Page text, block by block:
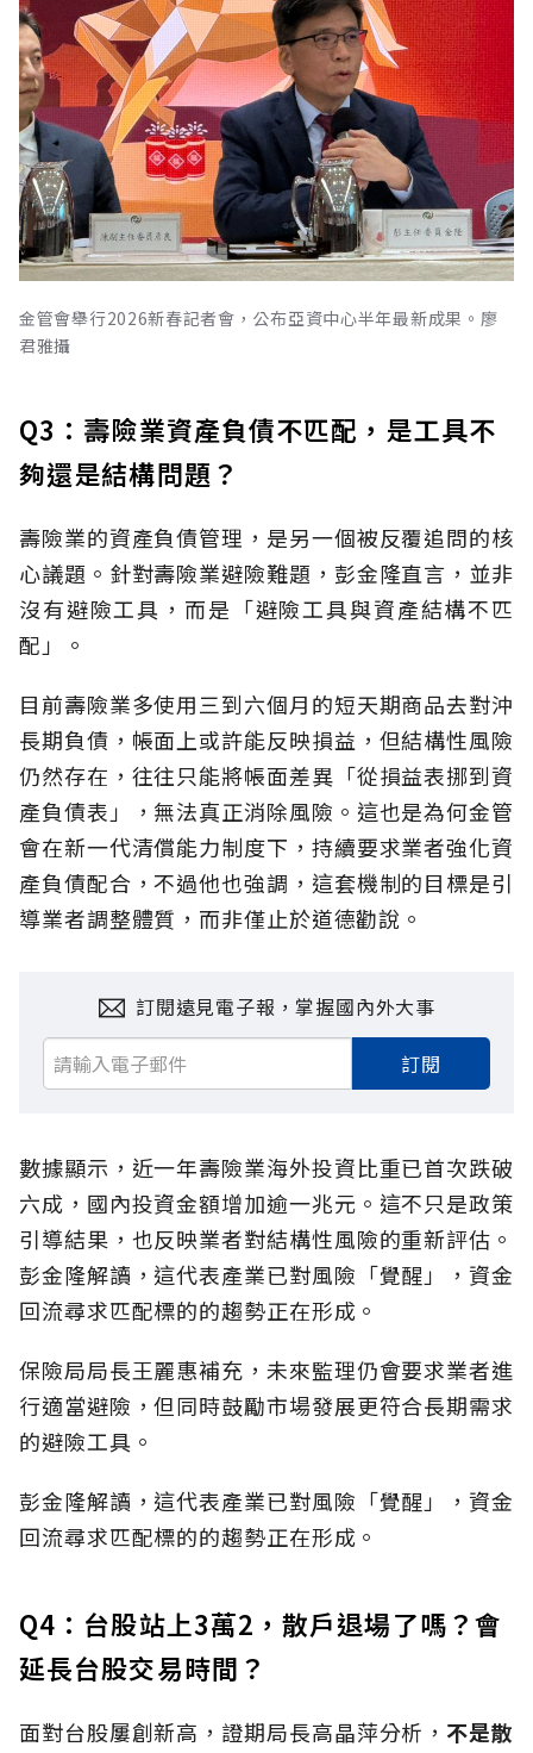
金管會舉行2026新春記者會，公布亞資中心半年最新成果。廖
君雅攝
Q3：壽險業資產負債不匹配，是工具不
夠還是結構問題？
壽險業的資產負債管理，是另一個被反覆追問的核
心議題。針對壽險業避險難題，彭金隆直言，並非
沒有避險工具，而是「避險工具與資產結構不匹
配」。
目前壽險業多使用三到六個月的短天期商品去對沖
長期負債，帳面上或許能反映損益，但結構性風險
仍然存在，往往只能將帳面差異「從損益表挪到資
產負債表」，無法真正消除風險。這也是為何金管
會在新一代清償能力制度下，持續要求業者強化資
產負債配合，不過他也強調，這套機制的目標是引
導業者調整體質，而非僅止於道德勸說。
訂閱遠見電子報，掌握國內外大事
訂閱
數據顯示，近一年壽險業海外投資比重已首次跌破
六成，國內投資金額增加逾一兆元。這不只是政策
引導結果，也反映業者對結構性風險的重新評估。
彭金隆解讀，這代表產業已對風險「覺醒」，資金
回流尋求匹配標的的趨勢正在形成。
保險局局長王麗惠補充，未來監理仍會要求業者進
行適當避險，但同時鼓勵市場發展更符合長期需求
的避險工具。
彭金隆解讀，這代表產業已對風險「覺醒」，資金
回流尋求匹配標的的趨勢正在形成。
Q4：台股站上3萬2，散戶退場了嗎？會
延長台股交易時間？
面對台股屢創新高，證期局長高晶萍分析， 不是散